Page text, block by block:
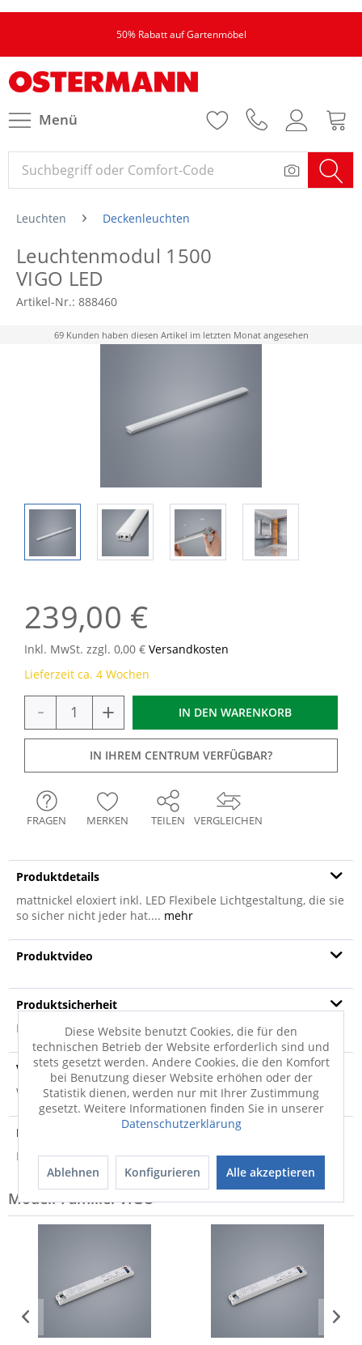
50% Rabatt auf Gartenmöbel
Menü
Leuchten Deckenleuchten
Leuchtenmodul 1500
VIGO LED
Artikel-Nr.: 888460
69 Kunden haben diesen Artikel im letzten Monat angesehen
239,00 €
Inkl. MwSt. zzgl. 0,00 € Versandkosten
Lieferzeit ca. 4 Wochen
- + IN DEN WARENKORB
IN IHREM CENTRUM VERFÜGBAR?
VERGLEICHEN
FRAGEN MERKEN TEILEN
Produktdetails
mattnickel eloxiert inkl. LED Flexibele Lichtgestaltung, die sie
so sicher nicht jeder hat.... mehr
Produktvideo
Produktsicherheit
Produktsicherheit
Versandinfo
Weitere Informationen zum Versand...
Entsorgungshinweis
Hinweis zur Entsorgung von Elektrogeräten
Modell-Familie: VIGO
Diese Website benutzt Cookies, die für den
technischen Betrieb der Website erforderlich sind und
stets gesetzt werden. Andere Cookies, die den Komfort
bei Benutzung dieser Website erhöhen oder der
Statistik dienen, werden nur mit Ihrer Zustimmung
gesetzt. Weitere Informationen finden Sie in unserer
Datenschutzerklärung
Ablehnen Konfigurieren Alle akzeptieren